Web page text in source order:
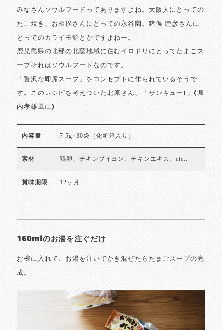
みなさんソウルフードってありますよね。大阪人にとっての
たこ焼き、お相撲さんにとっての永谷園。猪俣 睦彦さんに
とってのカライモ飴とかですよねー。
鹿児島県の北部の北薩地域に住むイロドリにとってたまごス
ープそれはソウルフードなのです。
「贅沢な即席スープ」をコンセプトに作られているそうで
す。このレシピを考えついた北原さん、「サンキュー!」(堀
内孝雄風に)
内容量 7.5g×30袋（化粧箱入り）
素材 鶏卵、チキンブイヨン、チキンエキス、etc..
賞味期限 12ヶ月
160mlのお湯を注ぐだけ
お椀に入れて、お湯を注いでかき混ぜたらたまごスープの完
成。